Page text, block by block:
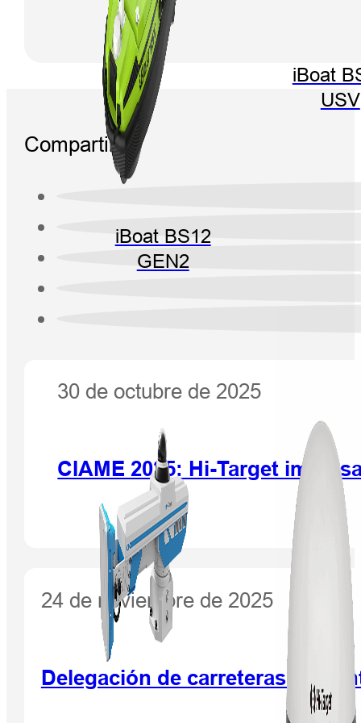
iBoat BS12
GEN2
iBoat
USV
Compartir:
30 de octubre de 2025
CIAME 2025: Hi-Target
24 de noviembre de 2025
Delegación de carreteras y